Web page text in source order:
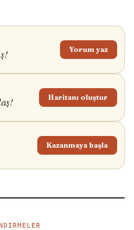
da cafe au lait ile servis
düşünülmektedir.
Fransız Mahallesi'ndeki
satılıyordu ancak
her yerinde temel bir
Yorum yaz
Haritanı oluştur
Kazanmaya başla